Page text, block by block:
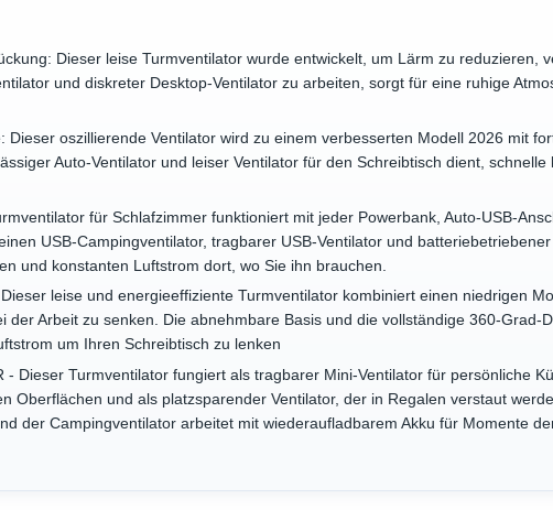
Dieser leise Turmventilator wurde entwickelt, um Lärm zu reduzieren,
und diskreter Desktop-Ventilator zu arbeiten, sorgt für eine ruhige
oszillierende Ventilator wird zu einem verbesserten Modell 2026 mit
Auto-Ventilator und leiser Ventilator für den Schreibtisch dient, schnelle
für Schlafzimmer funktioniert mit jeder Powerbank, Auto-USB-
USB-Campingventilator, tragbarer USB-Ventilator und
und konstanten Luftstrom dort, wo Sie ihn brauchen.
leise und energieeffiziente Turmventilator kombiniert einen niedrigen
der Arbeit zu senken. Die abnehmbare Basis und die vollständige 360-Grad-
um Ihren Schreibtisch zu lenken
- Dieser Turmventilator fungiert als tragbarer Mini-Ventilator für persönliche
Oberflächen und als platzsparender Ventilator, der in Regalen verstaut
der Campingventilator arbeitet mit wiederaufladbarem Akku für Momente